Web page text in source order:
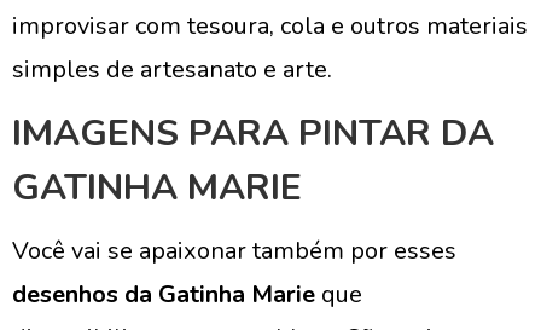
improvisar com tesoura, cola e outros materiais
simples de artesanato e arte.
IMAGENS PARA PINTAR DA
GATINHA MARIE
Você vai se apaixonar também por esses
desenhos da Gatinha Marie que